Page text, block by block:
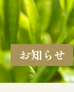
お知らせ